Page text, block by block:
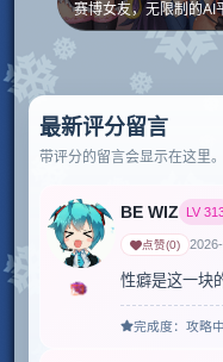
赛博女友，无限制的AI
最新评分留言
带评分的留言会显示在这里。
BE WIZ LV
点赞(0)
性癖是这一块
完成度：攻略